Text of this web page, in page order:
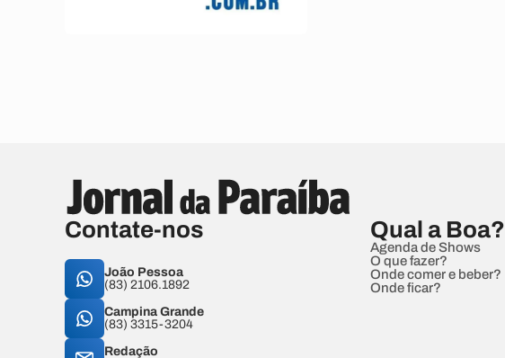
Contate-nos
João Pessoa
(83) 2106.1892
Campina Grande
(83) 3315-3204
Redação
Qual a Boa?
Agenda de Shows
O que fazer?
Onde comer e beber?
Onde ficar?